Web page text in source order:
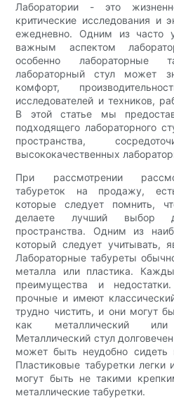
Лаборатории - это
критические исследования и
ежедневно. Одним из часто
важным аспектом
особенно лабораторные
лабораторный стул может
комфорт,
исследователей и техников,
В этой статье мы
подходящего лабораторного
пространства,
высококачественных
При рассмотрении
табуреток на продажу,
которые следует помнить,
делаете лучший выбор
пространства. Одним из
который следует учитывать,
Лабораторные табуреты
металла или пластика.
преимущества и
прочные и имеют
трудно чистить, и они могут
как металлический
Металлический стул
может быть неудобно сидеть
Пластиковые табуретки легки
могут быть не такими
металлические табуретки.